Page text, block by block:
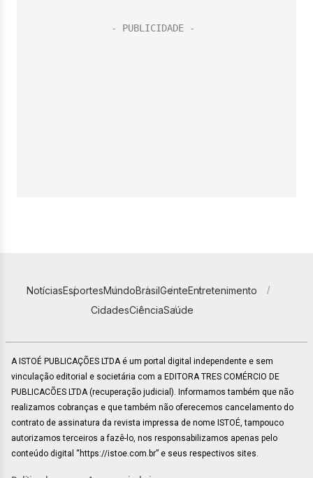
NotíciasEsportesMundoBrasilGenteEntretenimento
CidadesCiênciaSaúde
A ISTOÉ PUBLICAÇÕES LTDA é um portal digital independente e sem
vinculação editorial e societária com a EDITORA TRES COMÉRCIO DE
PUBLICACÕES LTDA (recuperação judicial). Informamos também que não
realizamos cobranças e que também não oferecemos cancelamento do
contrato de assinatura da revista impressa de nome ISTOÉ, tampouco
autorizamos terceiros a fazê-lo, nos responsabilizamos apenas pelo
conteúdo digital “https://istoe.com.br” e seus respectivos sites.